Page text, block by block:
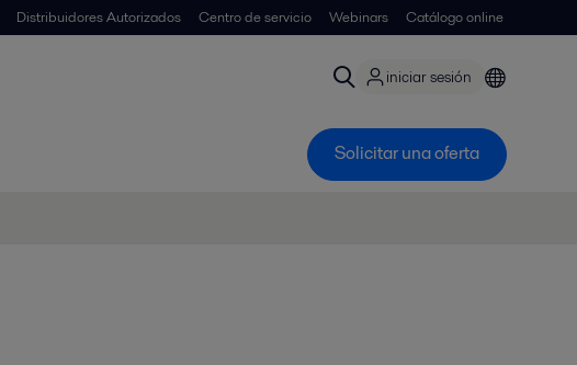
Distribuidores Autorizados Centro de servicio Webinars Catálogo online
iniciar sesión
Solicitar una oferta